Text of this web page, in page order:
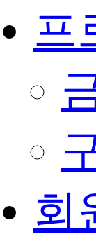
프
회